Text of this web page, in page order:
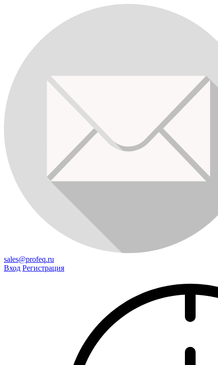
sales@profeq.ru
Вход Регистрация